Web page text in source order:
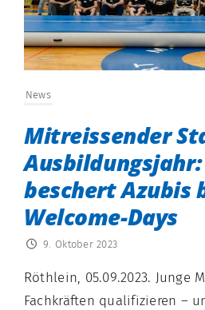
News
Mitreissender
beschert Azubis
Welcome-Days
9. Oktober 2023
Röthlein, 05.09.2023. Junge
Fachkräften qualifizieren –